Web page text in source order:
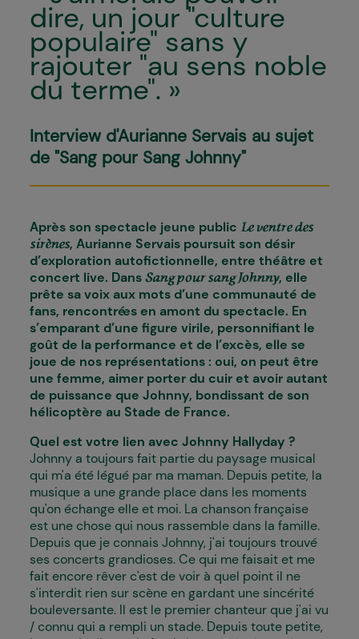
dire, un jour "culture
populaire" sans y
rajouter "au sens noble
du terme". »
Interview d'Aurianne Servais au sujet
de "Sang pour Sang Johnny"
Après son spectacle jeune public Le ventre des
sirènes, Aurianne Servais poursuit son désir
d’exploration autofictionnelle, entre théâtre et
concert live. Dans Sang pour sang Johnny, elle
prête sa voix aux mots d’une communauté de
fans, rencontré·es en amont du spectacle. En
s’emparant d’une figure virile, personnifiant le
goût de la performance et de l’excès, elle se
joue de nos représentations : oui, on peut être
une femme, aimer porter du cuir et avoir autant
de puissance que Johnny, bondissant de son
hélicoptère au Stade de France.
Quel est votre lien avec Johnny Hallyday ?
Johnny a toujours fait partie du paysage musical
qui m'a été légué par ma maman. Depuis petite, la
musique a une grande place dans les moments
qu'on échange elle et moi. La chanson française
est une chose qui nous rassemble dans la famille.
Depuis que je connais Johnny, j'ai toujours trouvé
ses concerts grandioses. Ce qui me faisait et me
fait encore rêver c'est de voir à quel point il ne
s'interdit rien sur scène en gardant une sincérité
bouleversante. Il est le premier chanteur que j'ai vu
/ connu qui a rempli un stade. Depuis toute petite,